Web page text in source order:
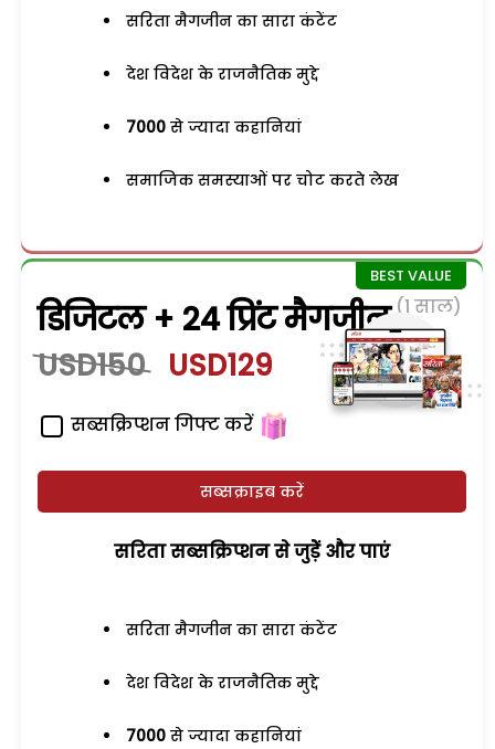
सरिता मैगजीन का सारा कंटेंट
देश विदेश के राजनैतिक मुद्दे
7000 से ज्यादा कहानियां
समाजिक समस्याओं पर चोट करते लेख
डिजिटल + 24 प्रिंट मैगजीन (1 साल)
USD150 USD129
सब्सक्रिप्शन गिफ्ट करें
सब्सक्राइब करें
सरिता सब्सक्रिप्शन से जुड़ेें और पाएं
सरिता मैगजीन का सारा कंटेंट
देश विदेश के राजनैतिक मुद्दे
7000 से ज्यादा कहानियां